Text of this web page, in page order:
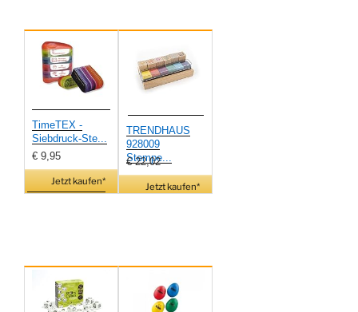
TimeTEX -
Siebdruck-Ste...
€ 9,95
Jetzt kaufen*
TRENDHAUS
928009
Stempe...
€ 22,02
Jetzt kaufen*